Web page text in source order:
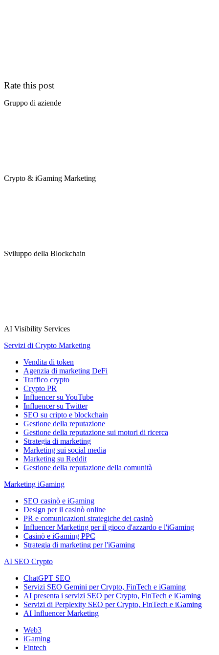
Rate this post
Gruppo di aziende
Crypto & iGaming Marketing
Sviluppo della Blockchain
AI Visibility Services
Servizi di Crypto Marketing
Vendita di token
Agenzia di marketing DeFi
Traffico crypto
Crypto PR
Influencer su YouTube
Influencer su Twitter
SEO su cripto e blockchain
Gestione della reputazione
Gestione della reputazione sui motori di ricerca
Strategia di marketing
Marketing sui social media
Marketing su Reddit
Gestione della reputazione della comunità
Marketing iGaming
SEO casinò e iGaming
Design per il casinò online
PR e comunicazioni strategiche dei casinò
Influencer Marketing per il gioco d'azzardo e l'iGaming
Casinò e iGaming PPC
Strategia di marketing per l'iGaming
AI SEO Crypto
ChatGPT SEO
Servizi SEO Gemini per Crypto, FinTech e iGaming
AI presenta i servizi SEO per Crypto, FinTech e iGaming
Servizi di Perplexity SEO per Crypto, FinTech e iGaming
AI Influencer Marketing
Web3
iGaming
Fintech